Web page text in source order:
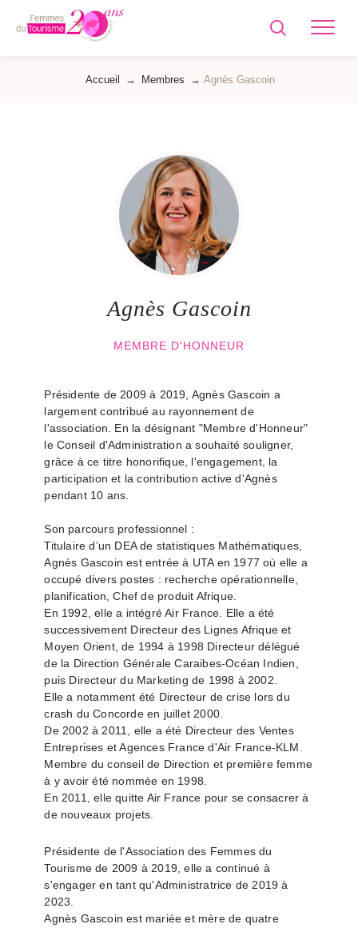
Accueil → Membres → Agnès Gascoin
Agnès Gascoin
MEMBRE D'HONNEUR
Présidente de 2009 à 2019, Agnès Gascoin a
largement contribué au rayonnement de
l'association. En la désignant "Membre d'Honneur"
le Conseil d'Administration a souhaité souligner,
grâce à ce titre honorifique, l'engagement, la
participation et la contribution active d'Agnès
pendant 10 ans.
Son parcours professionnel :
Titulaire d’un DEA de statistiques Mathématiques,
Agnès Gascoin est entrée à UTA en 1977 où elle a
occupé divers postes : recherche opérationnelle,
planification, Chef de produit Afrique.
En 1992, elle a intégré Air France. Elle a été
successivement Directeur des Lignes Afrique et
Moyen Orient, de 1994 à 1998 Directeur délégué
de la Direction Générale Caraibes-Océan Indien,
puis Directeur du Marketing de 1998 à 2002.
Elle a notamment été Directeur de crise lors du
crash du Concorde en juillet 2000.
De 2002 à 2011, elle a été Directeur des Ventes
Entreprises et Agences France d'Air France-KLM.
Membre du conseil de Direction et première femme
à y avoir été nommée en 1998.
En 2011, elle quitte Air France pour se consacrer à
de nouveaux projets.
Présidente de l'Association des Femmes du
Tourisme de 2009 à 2019, elle a continué à
s'engager en tant qu'Administratrice de 2019 à
2023.
Agnès Gascoin est mariée et mère de quatre